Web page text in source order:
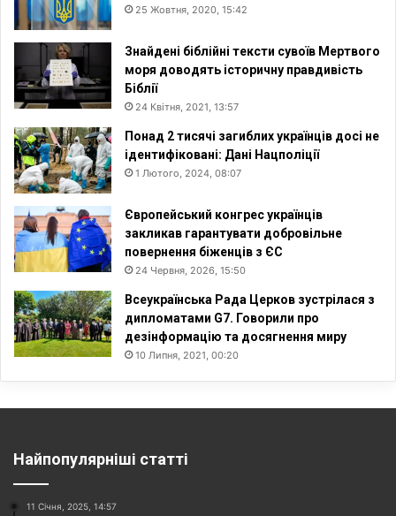
25 Жовтня, 2020, 15:42
Знайдені біблійні тексти сувоїв Мертвого
моря доводять історичну правдивість
Біблії
24 Квітня, 2021, 13:57
Понад 2 тисячі загиблих українців досі не
ідентифіковані: Дані Нацполіції
1 Лютого, 2024, 08:07
Європейський конгрес українців
закликав гарантувати добровільне
повернення біженців з ЄС
24 Червня, 2026, 15:50
Всеукраїнська Рада Церков зустрілася з
дипломатами G7. Говорили про
дезінформацію та досягнення миру
10 Липня, 2021, 00:20
Найпопулярніші статті
11 Січня, 2025, 14:57